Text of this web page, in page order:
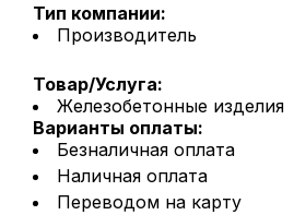
Тип компании:
Производитель
Товар/Услуга:
Железобетонные изделия
Варианты оплаты:
Безналичная оплата
Наличная оплата
Переводом на карту